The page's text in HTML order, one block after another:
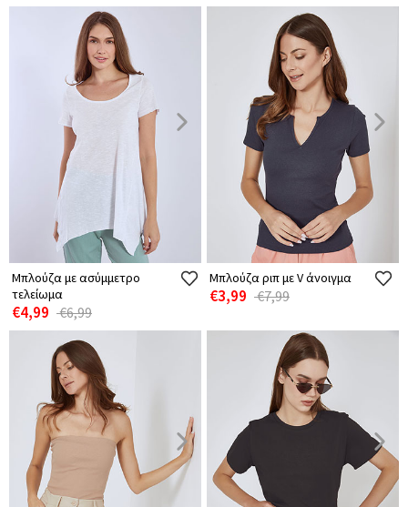
Μπλούζα με ασύμμετρο
τελείωμα
€4,99 €6,99
Μπλούζα ριπ με V άνοιγμα
€3,99 €7,99